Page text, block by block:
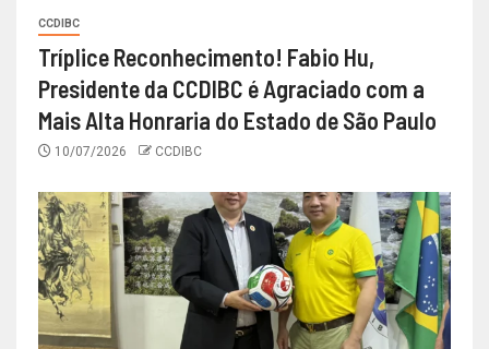
CCDIBC
Tríplice Reconhecimento! Fabio Hu,
Presidente da CCDIBC é Agraciado com a
Mais Alta Honraria do Estado de São Paulo
10/07/2026 CCDIBC